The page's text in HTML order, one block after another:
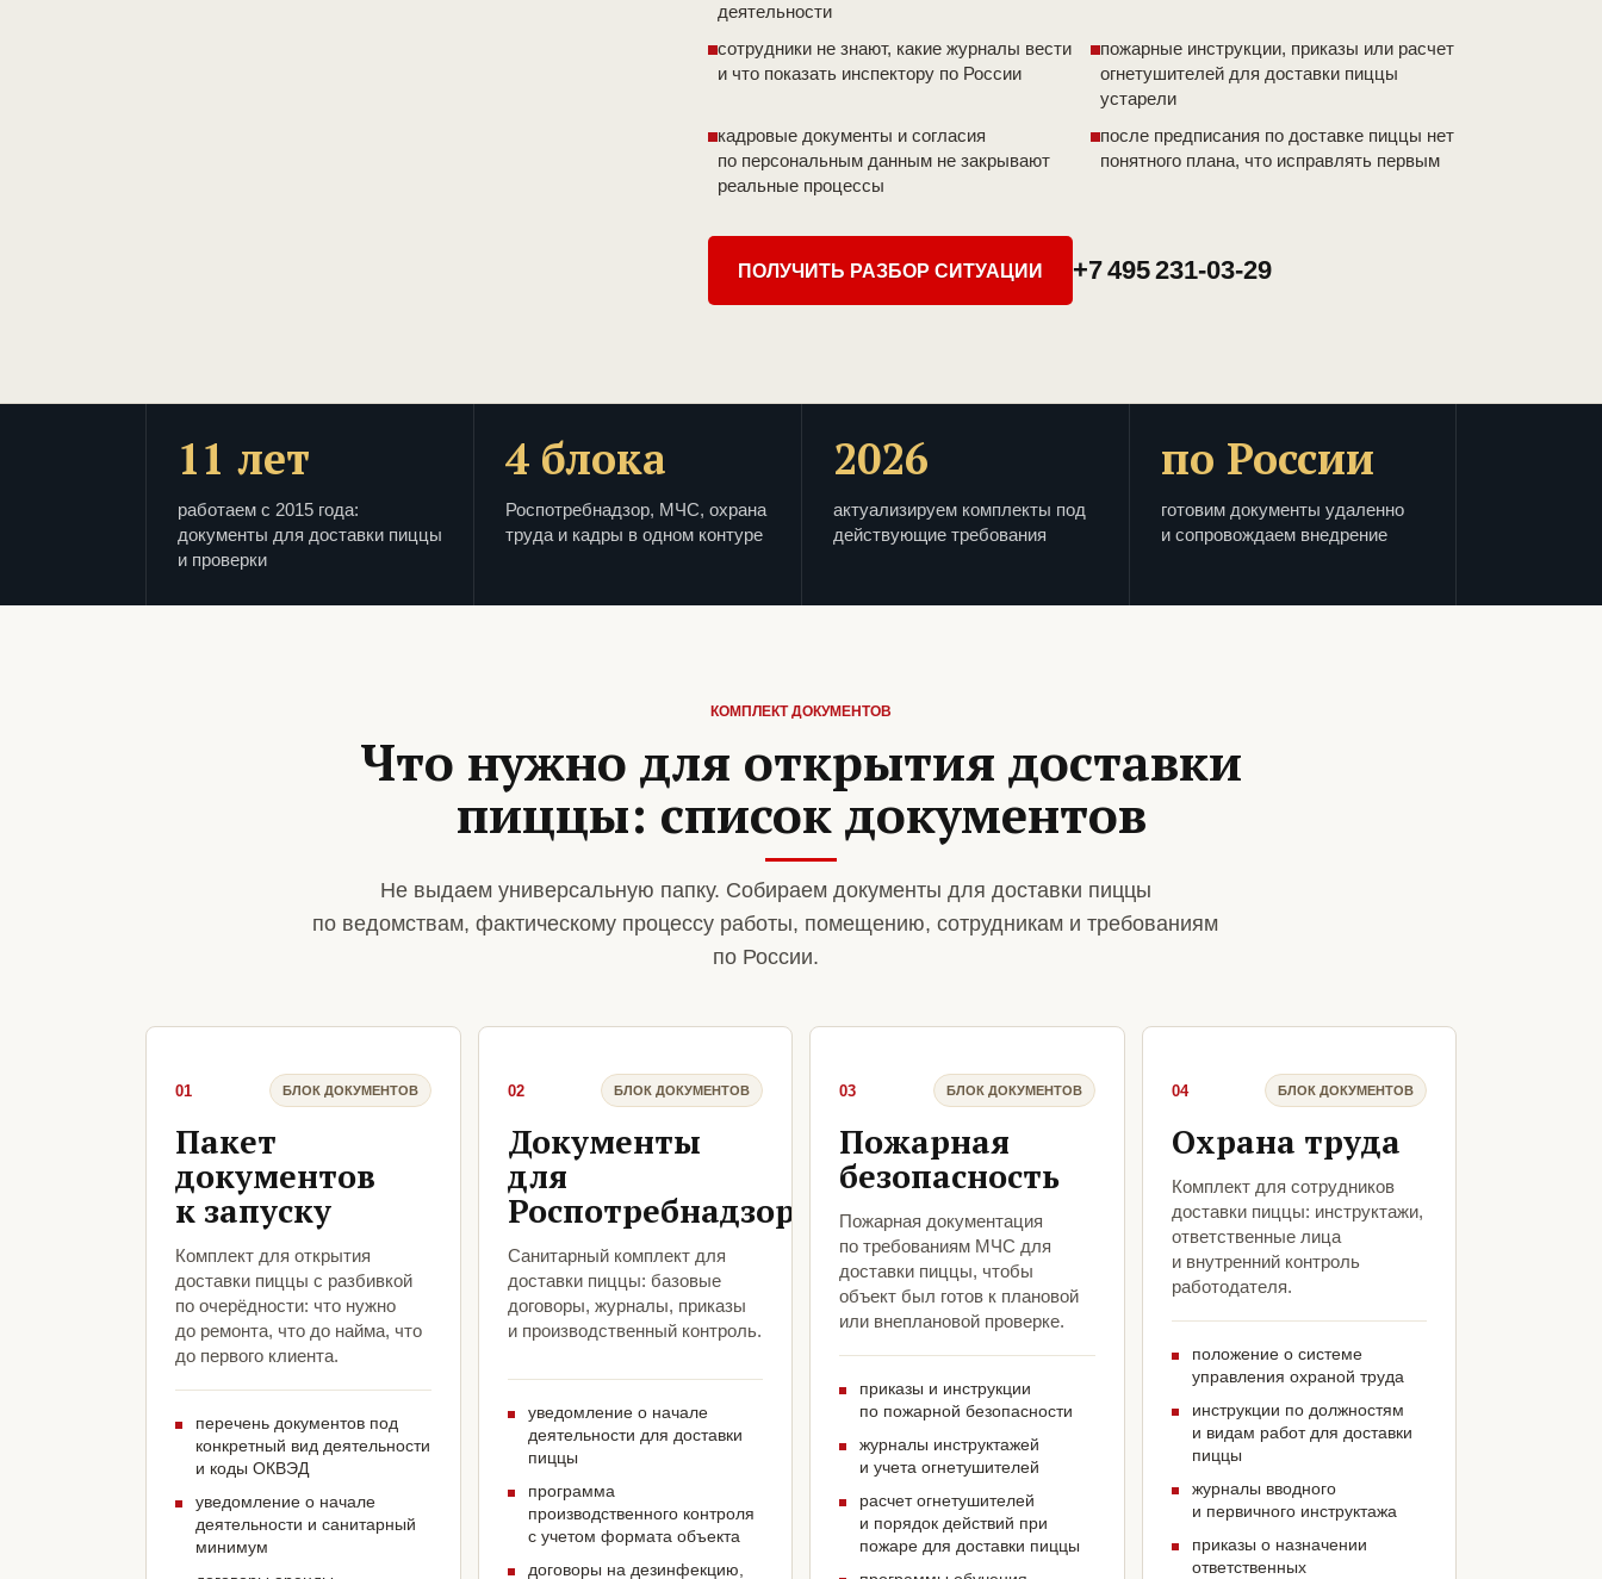
деятельности
сотрудники не знают, какие журналы вести
и что показать инспектору по России
пожарные инструкции, приказы или расчет
огнетушителей для доставки пиццы
устарели
кадровые документы и согласия
по персональным данным не закрывают
реальные процессы
после предписания по доставке пиццы нет
понятного плана, что исправлять первым
ПОЛУЧИТЬ РАЗБОР СИТУАЦИИ +7 495 231-03-29
11 лет
работаем с 2015 года:
документы для доставки пиццы
и проверки
4 блока
Роспотребнадзор, МЧС, охрана
труда и кадры в одном контуре
2026
актуализируем комплекты под
действующие требования
по России
готовим документы удаленно
и сопровождаем внедрение
КОМПЛЕКТ ДОКУМЕНТОВ
Что нужно для открытия доставки
пиццы: список документов
Не выдаем универсальную папку. Собираем документы для доставки пиццы
по ведомствам, фактическому процессу работы, помещению, сотрудникам и требованиям
по России.
01 БЛОК ДОКУМЕНТОВ
Пакет
документов
к запуску
Комплект для открытия
доставки пиццы с разбивкой
по очерёдности: что нужно
до ремонта, что до найма, что
до первого клиента.
перечень документов под
конкретный вид деятельности
и коды ОКВЭД
уведомление о начале
деятельности и санитарный
минимум
02 БЛОК ДОКУМЕНТОВ
Документы
для
Роспотребнадзора
Санитарный комплект для
доставки пиццы: базовые
договоры, журналы, приказы
и производственный контроль.
уведомление о начале
деятельности для доставки
пиццы
программа
производственного контроля
с учетом формата объекта
договоры на дезинфекцию,
03 БЛОК ДОКУМЕНТОВ
Пожарная
безопасность
Пожарная документация
по требованиям МЧС для
доставки пиццы, чтобы
объект был готов к плановой
или внеплановой проверке.
приказы и инструкции
по пожарной безопасности
журналы инструктажей
и учета огнетушителей
расчет огнетушителей
и порядок действий при
пожаре для доставки пиццы
04 БЛОК ДОКУМЕНТОВ
Охрана труда
Комплект для сотрудников
доставки пиццы: инструктажи,
ответственные лица
и внутренний контроль
работодателя.
положение о системе
управления охраной труда
инструкции по должностям
и видам работ для доставки
пиццы
журналы вводного
и первичного инструктажа
приказы о назначении
ответственных